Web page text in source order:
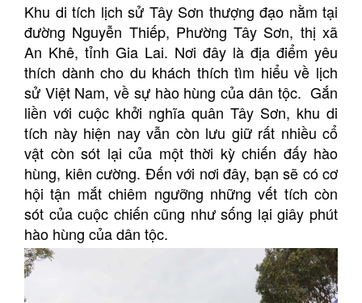
Khu di tích lịch sử Tây Sơn thượng đạo nằm tại
đường Nguyễn Thiếp, Phường Tây Sơn, thị xã
An Khê, tỉnh Gia Lai. Nơi đây là địa điểm yêu
thích dành cho du khách thích tìm hiểu về lịch
sử Việt Nam, về sự hào hùng của dân tộc. Gắn
liền với cuộc khởi nghĩa quân Tây Sơn, khu di
tích này hiện nay vẫn còn lưu giữ rất nhiều cổ
vật còn sót lại của một thời kỳ chiến đấy hào
hùng, kiên cường. Đến với nơi đây, bạn sẽ có cơ
hội tận mắt chiêm ngưỡng những vết tích còn
sót của cuộc chiến cũng như sống lại giây phút
hào hùng của dân tộc.